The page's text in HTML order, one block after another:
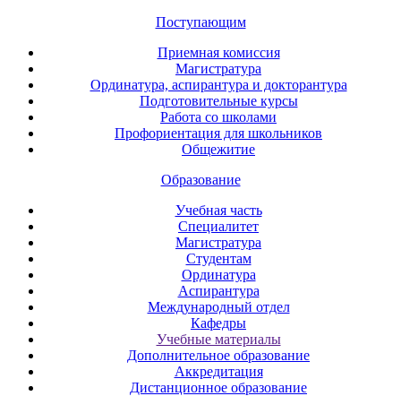
Поступающим
Приемная комиссия
Магистратура
Ординатура, аспирантура и докторантура
Подготовительные курсы
Работа со школами
Профориентация для школьников
Общежитие
Образование
Учебная часть
Специалитет
Магистратура
Студентам
Ординатура
Аспирантура
Международный отдел
Кафедры
Учебные материалы
Дополнительное образование
Аккредитация
Дистанционное образование